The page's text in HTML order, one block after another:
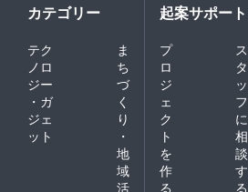
カテゴリー
テク
ノロ
ジー
・ガ
ジェ
ット
ま
ち
づ
く
り
・
地
域
活
起案サポート
プ
ロ
ジ
ェ
ク
ト
を
作
る
ス
タ
ッ
フ
に
相
談
す
る